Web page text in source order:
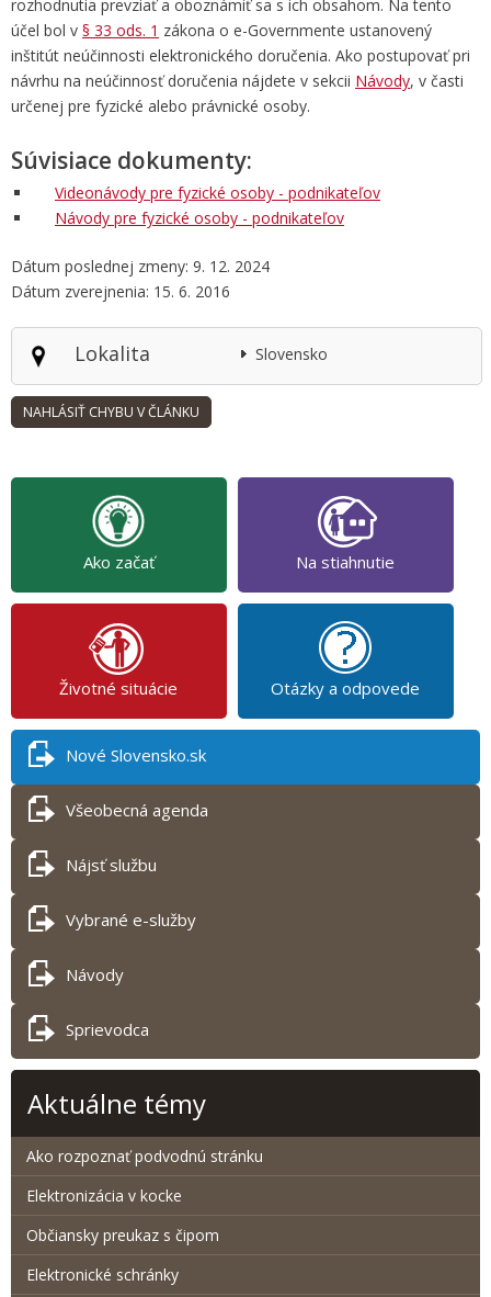
rozhodnutia prevziať a oboznámiť sa s ich obsahom. Na tento
účel bol v § 33 ods. 1 zákona o e-Governmente ustanovený
inštitút neúčinnosti elektronického doručenia. Ako postupovať pri
návrhu na neúčinnosť doručenia nájdete v sekcii Návody, v časti
určenej pre fyzické alebo právnické osoby.
Súvisiace dokumenty:
Videonávody pre fyzické osoby - podnikateľov
Návody pre fyzické osoby - podnikateľov
Dátum poslednej zmeny: 9. 12. 2024
Dátum zverejnenia: 15. 6. 2016
Lokalita Slovensko
Ako začať Na stiahnutie
Životné situácie Otázky a odpovede
Nové Slovensko.sk
Všeobecná agenda
Nájsť službu
Vybrané e-služby
Návody
Sprievodca
Aktuálne témy
Ako rozpoznať podvodnú stránku
Elektronizácia v kocke
Občiansky preukaz s čipom
Elektronické schránky